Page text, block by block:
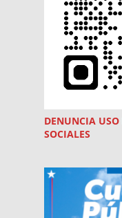
DENUNCIA USO
SOCIALES